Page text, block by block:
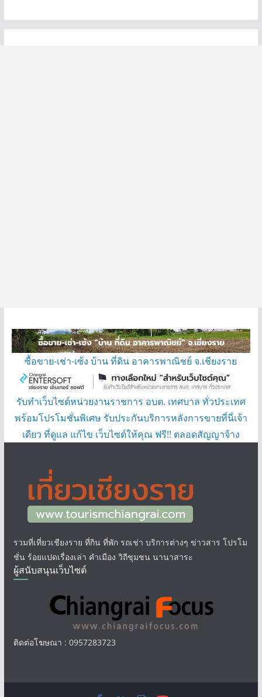
ซื้อขาย-เช่า-เซ้ง บ้าน ที่ดิน อาคารพาณิชย์ จ.เชียงราย
รับทำเว็บไซต์หน่วยงานราชการ อบต. เทศบาล ทั่วประเทศ
พร้อมโปรโมชั่นพิเศษ รับประกันบริการหลังการขายที่นี่เจ้า
เดียว ที่ดูแล แก้ไข เว็บไซต์ให้คุณ ฟรี!! ตลอดสัญญาจ้าง
รวมที่เที่ยวเชียงราย ที่กิน ที่พัก รถเช่า บริการต่างๆ ข่าวสาร โปรโม
ชั่น ร้อยแปดเรื่องเล่า คำเมือง วิถีชุมชน นานาสาระ
ผู้สนับสนุนเว็บไซต์
ติดต่อโฆษณา : 0957283723